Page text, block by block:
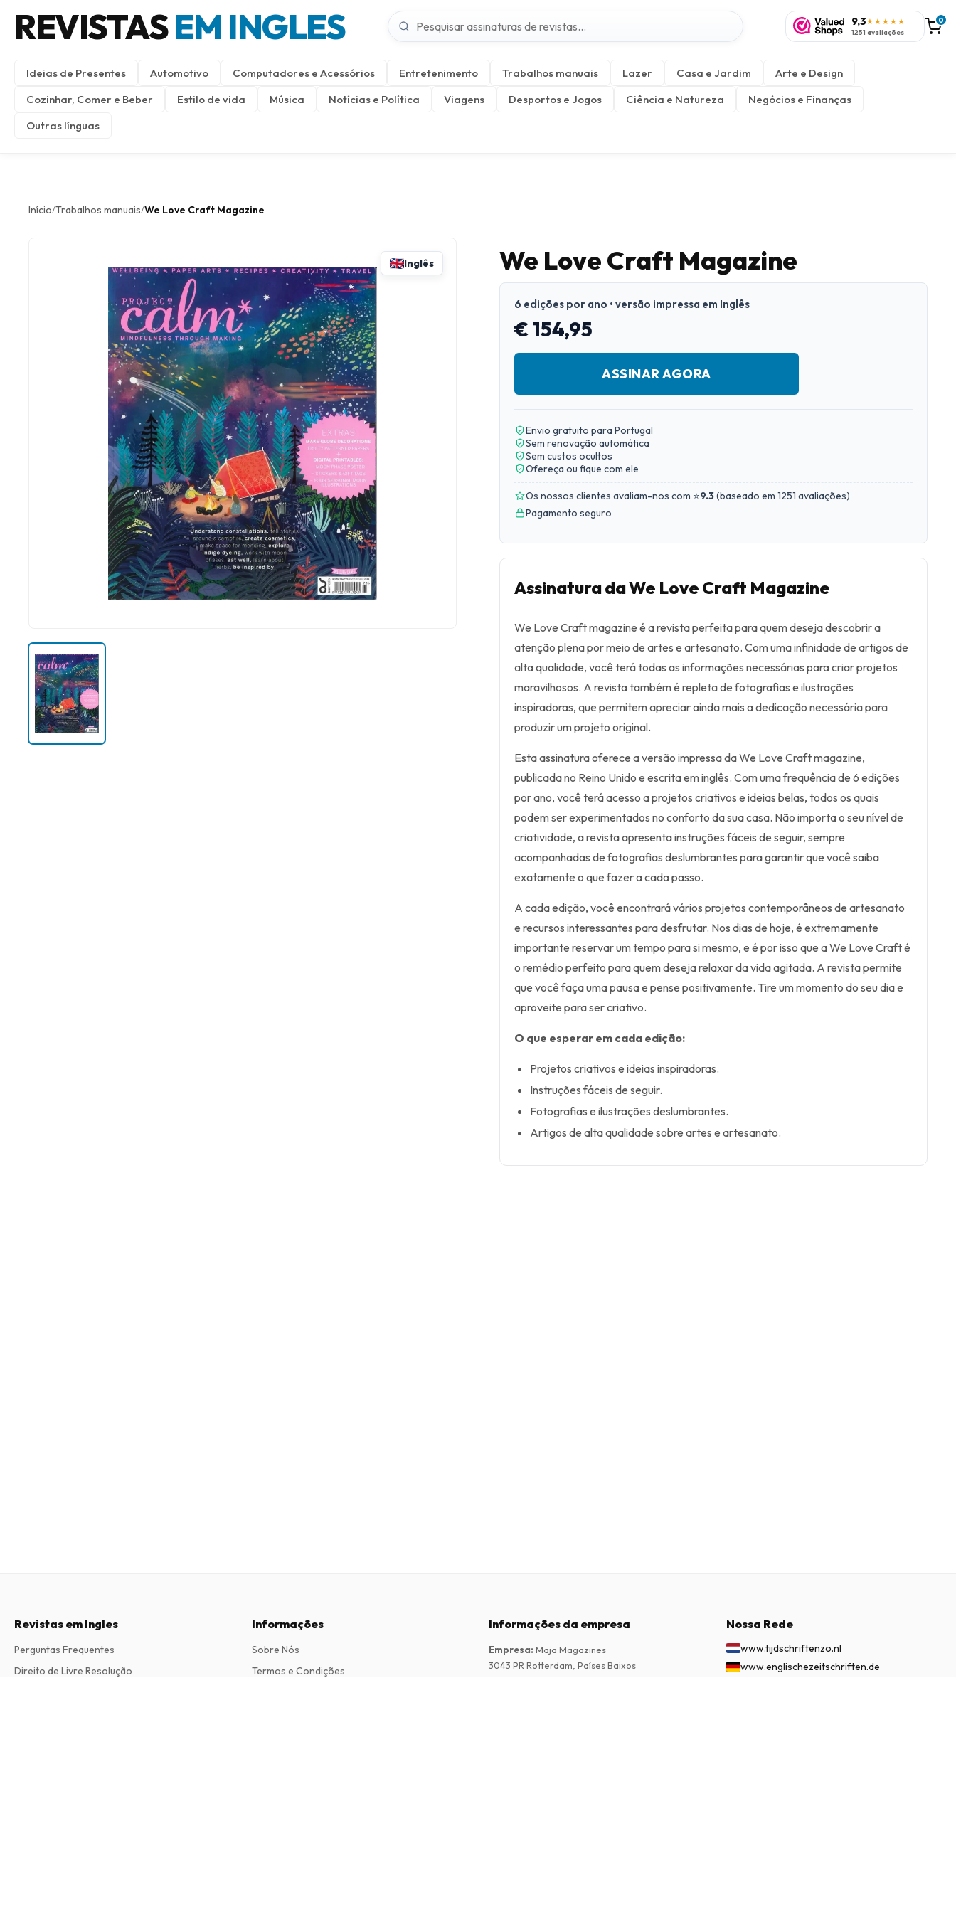
REVISTASEM INGLES 9,3★★★★★
1251 avaliações
0
Ideias de Presentes Automotivo Computadores e Acessórios Entretenimento Trabalhos manuais Lazer Casa e Jardim
Arte e Design
Cozinhar, Comer e Beber
Estilo de vida Música Notícias e Política Viagens Desportos e Jogos Ciência e Natureza
Negócios e Finanças
Outras línguas
Início/Trabalhos manuais/We Love Craft Magazine
Inglês We Love Craft Magazine
6 edições por ano • versão impressa em Inglês
€ 154,95
ASSINAR AGORA
Envio gratuito para Portugal
Sem renovação automática
Sem custos ocultos
Ofereça ou fique com ele
Os nossos clientes avaliam-nos com ⭐9.3(baseado em 1251 avaliações)
Pagamento seguro
Assinatura da We Love Craft Magazine
We Love Craft magazine é a revista perfeita para quem deseja descobrir a
atenção plena por meio de artes e artesanato. Com uma infinidade de artigos de
alta qualidade, você terá todas as informações necessárias para criar projetos
maravilhosos. A revista também é repleta de fotografias e ilustrações
inspiradoras, que permitem apreciar ainda mais a dedicação necessária para
produzir um projeto original.
Esta assinatura oferece a versão impressa da We Love Craft magazine,
publicada no Reino Unido e escrita em inglês. Com uma frequência de 6 edições
por ano, você terá acesso a projetos criativos e ideias belas, todos os quais
podem ser experimentados no conforto da sua casa. Não importa o seu nível de
criatividade, a revista apresenta instruções fáceis de seguir, sempre
acompanhadas de fotografias deslumbrantes para garantir que você saiba
exatamente o que fazer a cada passo.
A cada edição, você encontrará vários projetos contemporâneos de artesanato
e recursos interessantes para desfrutar. Nos dias de hoje, é extremamente
importante reservar um tempo para si mesmo, e é por isso que a We Love Craft é
o remédio perfeito para quem deseja relaxar da vida agitada. A revista permite
que você faça uma pausa e pense positivamente. Tire um momento do seu dia e
aproveite para ser criativo.
O que esperar em cada edição:
Projetos criativos e ideias inspiradoras.
Instruções fáceis de seguir.
Fotografias e ilustrações deslumbrantes.
Artigos de alta qualidade sobre artes e artesanato.
Revistas em Ingles
Perguntas Frequentes
Direito de Livre Resolução
Informações
Sobre Nós
Termos e Condições
Informações da empresa
Empresa: Maja Magazines
3043 PR Rotterdam, Países Baixos
Nossa Rede
www.tijdschriftenzo.nl
www.englischezeitschriften.de